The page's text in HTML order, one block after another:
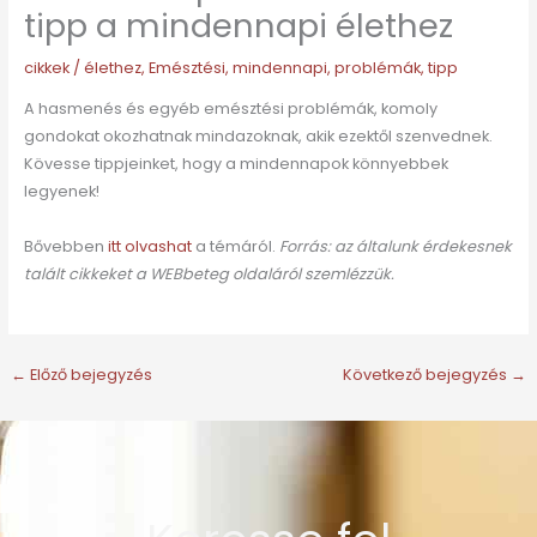
tipp a mindennapi élethez
cikkek/ élethez, Emésztési, mindennapi, problémák, tipp
A hasmenés és egyéb emésztési problémák, komoly
gondokat okozhatnak mindazoknak, akik ezektől szenvednek.
Kövesse tippjeinket, hogy a mindennapok könnyebbek
legyenek!
Bővebben itt olvashat a témáról. Forrás: az általunk érdekesnek
talált cikkeket a WEBbeteg oldaláról szemlézzük.
← Előző bejegyzés Következő bejegyzés →